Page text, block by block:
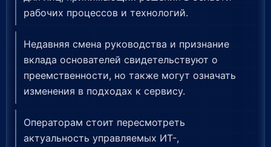
рабочих процессов и технологий.
Недавняя смена руководства и признание
вклада основателей свидетельствуют о
преемственности, но также могут означать
изменения в подходах к сервису.
Операторам стоит пересмотреть
актуальность управляемых ИТ-,